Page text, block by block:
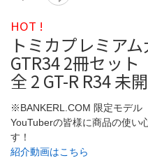
HOT !
トミカプレミア
GTR34 2冊セッ
全 2 GT-R R34 未
※BANKERL.COM 限定モデル
YouTuberの皆様に商品の使い
す！
紹介動画はこちら